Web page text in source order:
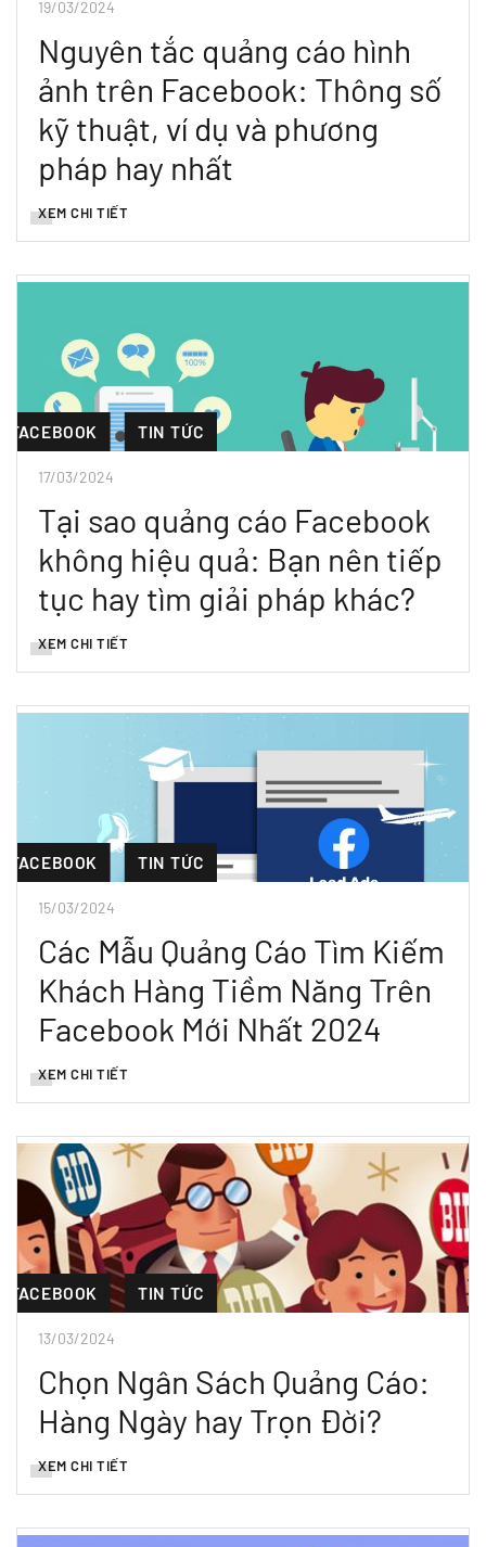
19/03/2024
Nguyên tắc quảng cáo hình
ảnh trên Facebook: Thông số
kỹ thuật, ví dụ và phương
pháp hay nhất
XEM CHI TIẾT
FACEBOOK TIN TỨC
17/03/2024
Tại sao quảng cáo Facebook
không hiệu quả: Bạn nên tiếp
tục hay tìm giải pháp khác?
XEM CHI TIẾT
FACEBOOK TIN TỨC
15/03/2024
Các Mẫu Quảng Cáo Tìm Kiếm
Khách Hàng Tiềm Năng Trên
Facebook Mới Nhất 2024
XEM CHI TIẾT
FACEBOOK TIN TỨC
13/03/2024
Chọn Ngân Sách Quảng Cáo:
Hàng Ngày hay Trọn Đời?
XEM CHI TIẾT